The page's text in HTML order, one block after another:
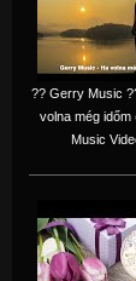
?? Gerry Music
volna még időm
Music